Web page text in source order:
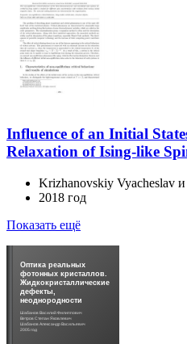
Influence of an Initial
Relaxation of Ising-like
Krizhanovskiy Vyacheslav и
2018 год
Показать ещё
Оптика реальных
фотонных кристаллов.
Жидкокристаллические
дефекты,
неоднородности
Шабанов Василий Филиппович
Ветров Степан Яковлевич
Шабанов Александр Васильевич
2005 год